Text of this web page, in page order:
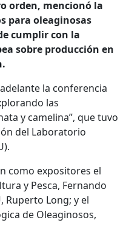
orden, mencionó la
para oleaginosas
cumplir con la
sobre producción en
la conferencia
las
y camelina”, que tuvo
del Laboratorio
como expositores el
y Pesca, Fernando
Ruperto Long; y el
de Oleaginosos,